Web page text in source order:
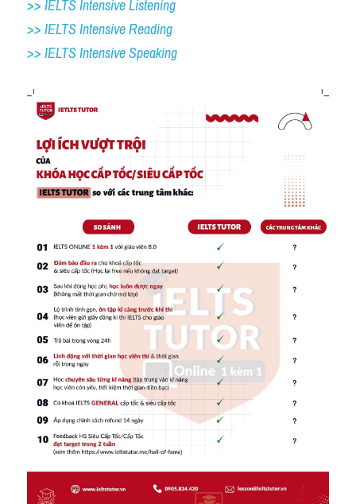
>> IELTS Intensive Listening
>> IELTS Intensive Reading
>> IELTS Intensive Speaking